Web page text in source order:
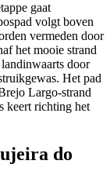
gaat
volgt boven
vermeden door
het mooie strand
door
Het pad
Largo-strand
keert richting het
do